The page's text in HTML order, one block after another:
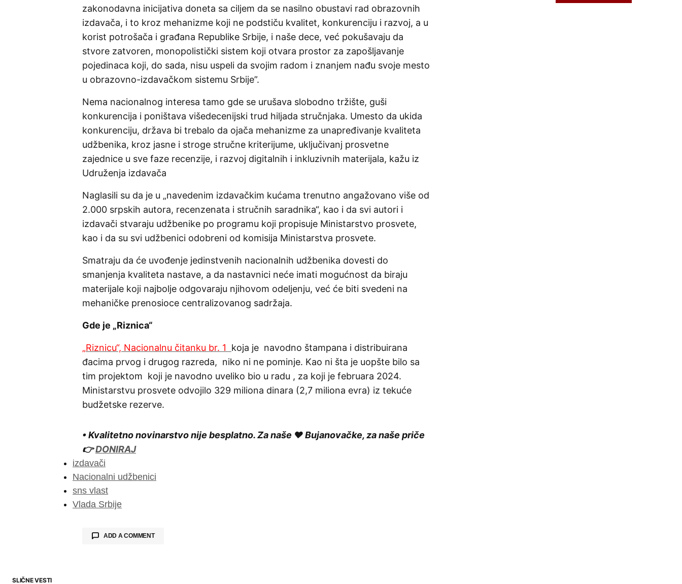
zakonodavna inicijativa doneta sa ciljem da se nasilno obustavi rad obrazovnih
izdavača, i to kroz mehanizme koji ne podstiču kvalitet, konkurenciju i razvoj, a u
korist potrošača i građana Republike Srbije, i naše dece, već pokušavaju da
stvore zatvoren, monopolistički sistem koji otvara prostor za zapošljavanje
pojedinaca koji, do sada, nisu uspeli da svojim radom i znanjem nađu svoje mesto
u obrazovno-izdavačkom sistemu Srbije”.
Nema nacionalnog interesa tamo gde se urušava slobodno tržište, guši
konkurencija i poništava višedecenijski trud hiljada stručnjaka. Umesto da ukida
konkurenciju, država bi trebalo da ojača mehanizme za unapređivanje kvaliteta
udžbenika, kroz jasne i stroge stručne kriterijume, uključivanj prosvetne
zajednice u sve faze recenzije, i razvoj digitalnih i inkluzivnih materijala, kažu iz
Udruženja izdavača
Naglasili su da je u „navedenim izdavačkim kućama trenutno angažovano više od
2.000 srpskih autora, recenzenata i stručnih saradnika“, kao i da svi autori i
izdavači stvaraju udžbenike po programu koji propisuje Ministarstvo prosvete,
kao i da su svi udžbenici odobreni od komisija Ministarstva prosvete.
Smatraju da će uvođenje jedinstvenih nacionalnih udžbenika dovesti do
smanjenja kvaliteta nastave, a da nastavnici neće imati mogućnost da biraju
materijale koji najbolje odgovaraju njihovom odeljenju, već će biti svedeni na
mehaničke prenosioce centralizovanog sadržaja.
Gde je „Riznica“
„Riznicu“, Nacionalnu čitanku br. 1
koja je navodno štampana i distribuirana
đacima prvog i drugog razreda, niko ni ne pominje. Kao ni šta je uopšte bilo sa
tim projektom koji je navodno uveliko bio u radu , za koji je februara 2024.
Ministarstvu prosvete odvojilo 329 miliona dinara (2,7 miliona evra) iz tekuće
budžetske rezerve.
• Kvalitetno novinarstvo nije besplatno. Za naše ❤️ Bujanovačke, za naše priče
👉DONIRAJ
izdavači
Nacionalni udžbenici
sns vlast
Vlada Srbije
ADD A COMMENT
SLIČNE VESTI